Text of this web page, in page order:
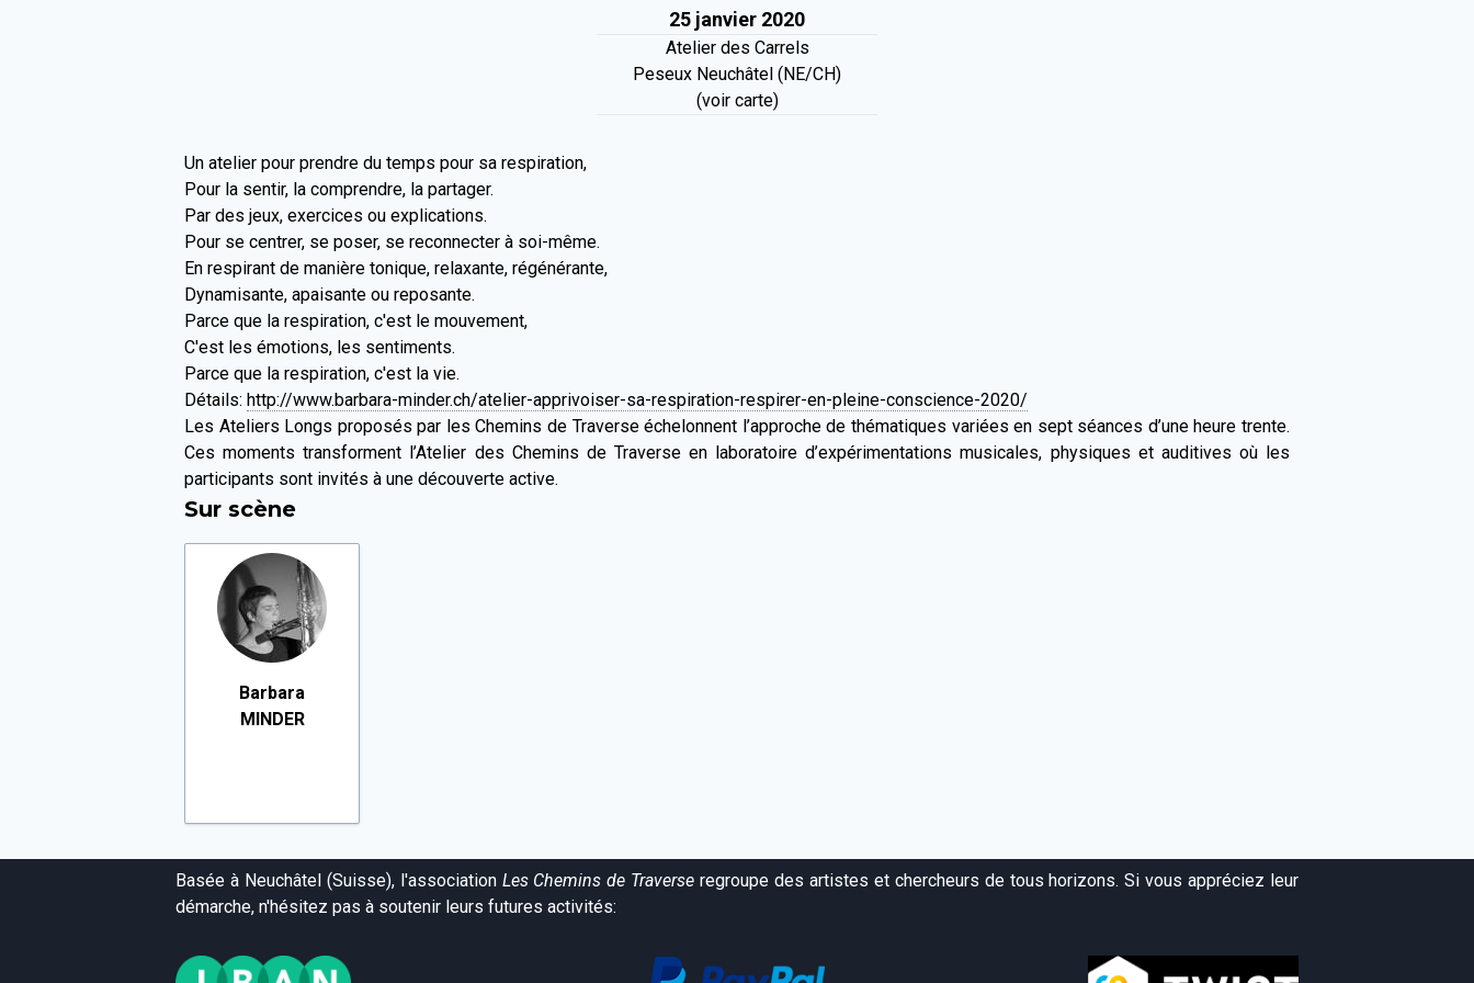
25 janvier 2020
Atelier des Carrels
Peseux Neuchâtel (NE/CH)
(voir carte)
Un atelier pour prendre du temps pour sa respiration,
Pour la sentir, la comprendre, la partager.
Par des jeux, exercices ou explications.
Pour se centrer, se poser, se reconnecter à soi-même.
En respirant de manière tonique, relaxante, régénérante,
Dynamisante, apaisante ou reposante.
Parce que la respiration, c'est le mouvement,
C'est les émotions, les sentiments.
Parce que la respiration, c'est la vie.
Détails: http://www.barbara-minder.ch/atelier-apprivoiser-sa-respiration-respirer-en-pleine-conscience-2020/
Les Ateliers Longs proposés par les Chemins de Traverse échelonnent l’approche de thématiques variées en sept séances d’une heure trente.
Ces moments transforment l’Atelier des Chemins de Traverse en laboratoire d’expérimentations musicales, physiques et auditives où les
participants sont invités à une découverte active.
Sur scène
Barbara
MINDER
Basée à Neuchâtel (Suisse), l'association Les Chemins de Traverse regroupe des artistes et chercheurs de tous horizons. Si vous appréciez leur
démarche, n'hésitez pas à soutenir leurs futures activités: